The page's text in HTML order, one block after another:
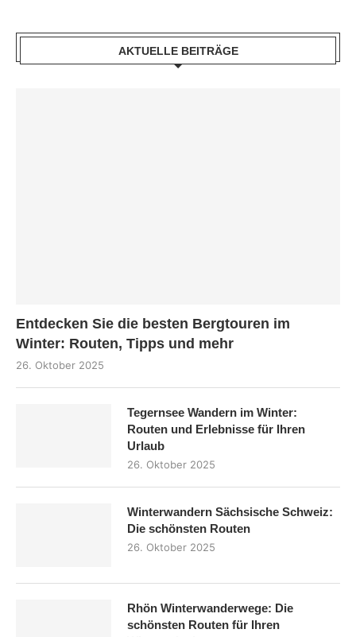
AKTUELLE BEITRÄGE
Entdecken Sie die besten Bergtouren im
Winter: Routen, Tipps und mehr
26. Oktober 2025
Tegernsee Wandern im Winter:
Routen und Erlebnisse für Ihren
Urlaub
26. Oktober 2025
Winterwandern Sächsische Schweiz:
Die schönsten Routen
26. Oktober 2025
Rhön Winterwanderwege: Die
schönsten Routen für Ihren